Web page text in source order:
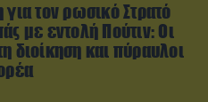
για τον ρωσικό Στρατό
με εντολή Πούτιν: Οι
διοίκηση και πύραυλοι